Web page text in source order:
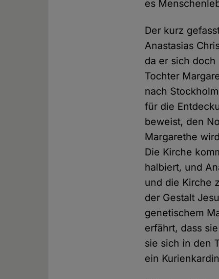
es
Der kurz
Anastasias
da er sich
Tochter
nach
für die
beweist, den
Margarethe
Die Kirche
halbiert, und
und die Kirche
der Gestalt
genetischem
erfährt, dass
sie sich in den
ein